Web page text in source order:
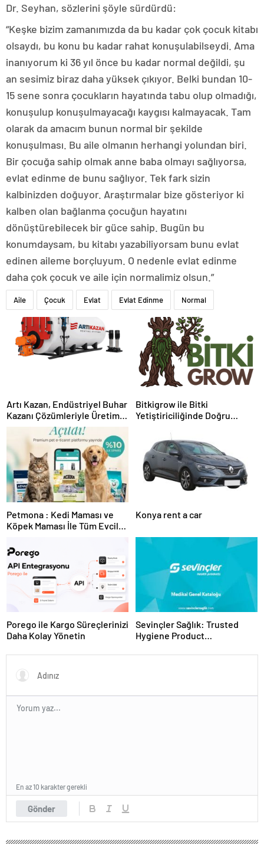
Dr. Seyhan, sözlerini şöyle sürdürdü:
“Keşke bizim zamanımızda da bu kadar çok çocuk kitabı
olsaydı, bu konu bu kadar rahat konuşulabilseydi. Ama
inanıyorum ki 36 yıl önce bu kadar normal değildi, şu
an sesimiz biraz daha yüksek çıkıyor. Belki bundan 10-
15 sene sonra çocukların hayatında tabu olup olmadığı,
konuşulup konuşulmayacağı kaygısı kalmayacak. Tam
olarak da amacım bunun normal bir şekilde
konuşulması. Bu aile olmanın herhangi yolundan biri.
Bir çocuğa sahip olmak anne baba olmayı sağlıyorsa,
evlat edinme de bunu sağlıyor. Tek fark sizin
kalbinizden doğuyor. Araştırmalar bize gösteriyor ki
kalben olan bağlanma çocuğun hayatını
dönüştürebilecek bir güce sahip. Bugün bu
konumdaysam, bu kitabı yazabiliyorsam bunu evlat
edinen aileme borçluyum. O nedenle evlat edinme
daha çok çocuk ve aile için normalimiz olsun.”
Aile Çocuk Evlat Evlat Edinme Normal
Artı Kazan, Endüstriyel Buhar
Kazanı Çözümleriyle Üretim
Tesislerine Verimli Sistemler
Sunuyor
Bitkigrow ile Bitki
Yetiştiriciliğinde Doğru
Petmona : Kedi Maması ve
Köpek Maması İle Tüm Evcil
Konya rent a car
Porego ile Kargo Süreçlerinizi
Daha Kolay Yönetin
Sevinçler Sağlık: Trusted
Hygiene Product
Gönder
En az 10 karakter gerekli